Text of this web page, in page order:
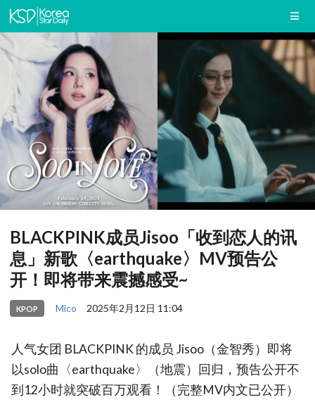
BLACKPINK成员Jisoo「收到恋人的讯
息」新歌〈earthquake〉MV预告公
开！即将带来震撼感受~
KPOP Mico 2025年2月12日 11:04
人气女团 BLACKPINK 的成员 Jisoo（金智秀）即将
以solo曲〈earthquake〉（地震）回归，预告公开不
到12小时就突破百万观看！（完整MV内文已公开）